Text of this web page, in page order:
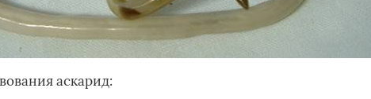
аскарид: